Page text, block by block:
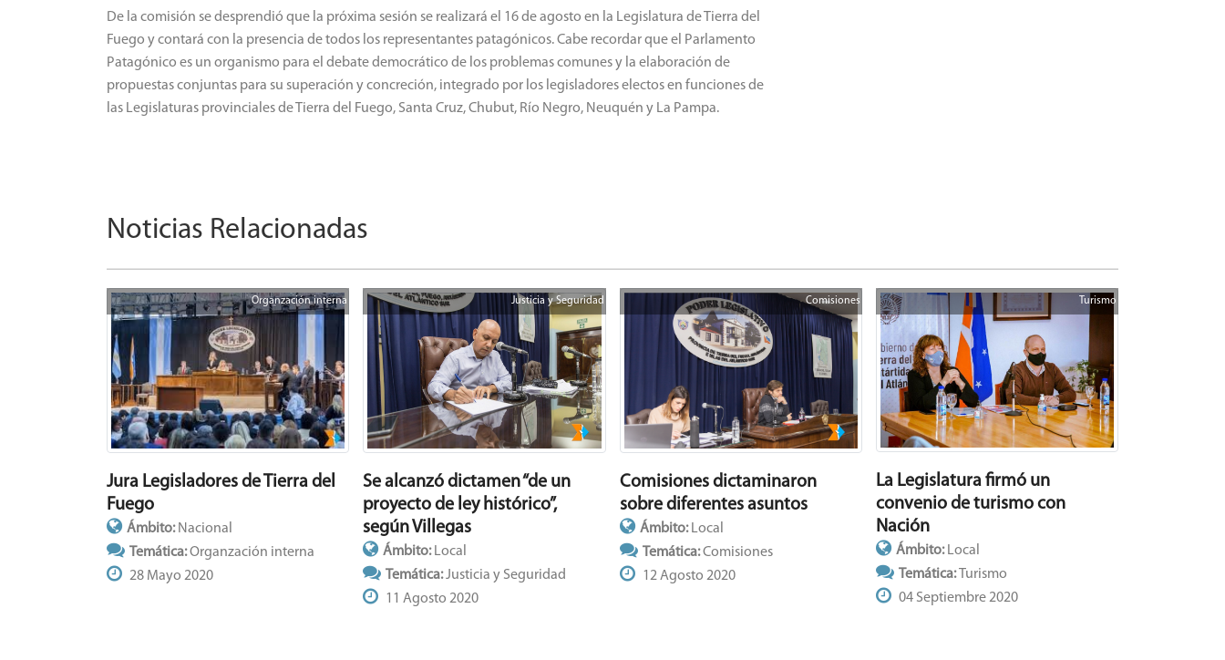
De la comisión se desprendió que la próxima sesión se realizará el 16 de agosto en la Legislatura de Tierra del
Fuego y contará con la presencia de todos los representantes patagónicos. Cabe recordar que el Parlamento
Patagónico es un organismo para el debate democrático de los problemas comunes y la elaboración de
propuestas conjuntas para su superación y concreción, integrado por los legisladores electos en funciones de
las Legislaturas provinciales de Tierra del Fuego, Santa Cruz, Chubut, Río Negro, Neuquén y La Pampa.
Noticias Relacionadas
Organzación interna
Jura Legisladores de Tierra del
Fuego
Ámbito: Nacional
Temática:Organzación interna
28 Mayo 2020
Justicia y Seguridad
Se alcanzó dictamen “de un
proyecto de ley histórico”,
según Villegas
Ámbito: Local
Temática:Justicia y Seguridad
11 Agosto 2020
Comisiones
Comisiones dictaminaron
sobre diferentes asuntos
Ámbito: Local
Temática:Comisiones
12 Agosto 2020
Turismo
La Legislatura firmó un
convenio de turismo con
Nación
Ámbito:Local
Temática:Turismo
04 Septiembre 2020